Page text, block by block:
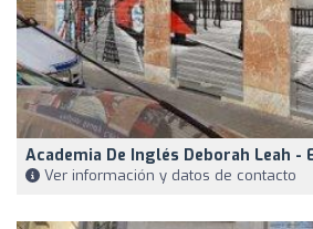
Academia De Inglés Deborah Leah -
Ver información y datos de contacto